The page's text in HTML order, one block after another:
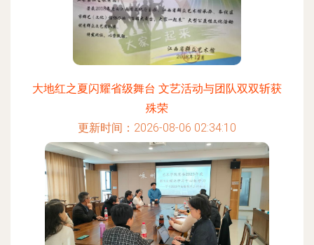
大地红之夏闪耀省级舞台 文艺活动与团队双双斩获
殊荣
更新时间：2026-08-06 02:34:10